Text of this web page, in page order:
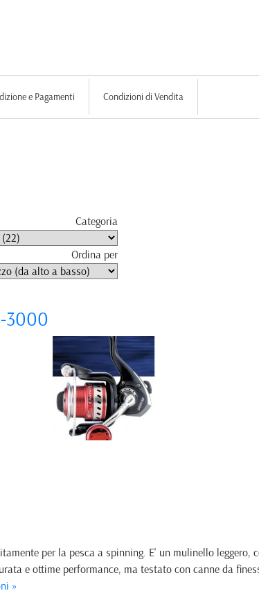
e Pagamenti Condizioni di Vendita
Categoria
Ordina per
3000
per la pesca a spinning. E' un mulinello leggero,
e ottime performance, ma testato con canne da
»